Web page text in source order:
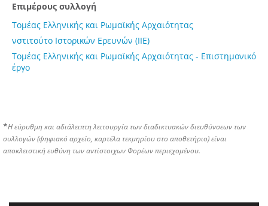
Επιμέρους συλλογή
Τομέας Ελληνικής και Ρωμαϊκής Αρχαιότητας
νστιτούτο Ιστορικών Ερευνών (ΙΙΕ)
Τομέας Ελληνικής και Ρωμαϊκής Αρχαιότητας - Επιστημονικό
έργο
*Η εύρυθμη και αδιάλειπτη λειτουργία των διαδικτυακών διευθύνσεων των
συλλογών (ψηφιακό αρχείο, καρτέλα τεκμηρίου στο αποθετήριο) είναι
αποκλειστική ευθύνη των αντίστοιχων Φορέων περιεχομένου.